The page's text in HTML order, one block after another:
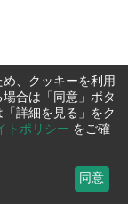
、クッキーを利用
合は「同意」ボタ
詳細を見る」をク
トポリシー をご確
同意